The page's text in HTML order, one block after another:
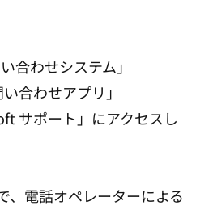
合わせシステム」
合わせアプリ」
サポート」にアクセスし
、電話オペレーターによる